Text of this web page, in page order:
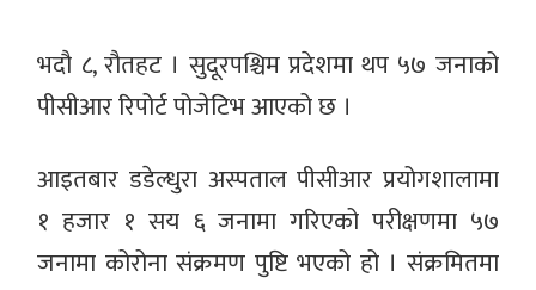
भदौ ८, रौतहट । सुदूरपश्चिम प्रदेशमा थप ५७ जनाको
पीसीआर रिपोर्ट पोजेटिभ आएको छ ।
आइतबार डडेल्धुरा अस्पताल पीसीआर प्रयोगशालामा
१ हजार १ सय ६ जनामा गरिएको परीक्षणमा ५७
जनामा कोरोना संक्रमण पुष्टि भएको हो । संक्रमितमा